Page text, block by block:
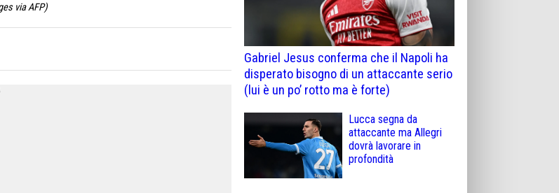
via AFP)
Gabriel Jesus conferma che il Napoli ha
disperato bisogno di un attaccante serio
(lui è un po’ rotto ma è forte)
Lucca segna da
attaccante ma Allegri
dovrà lavorare in
profondità